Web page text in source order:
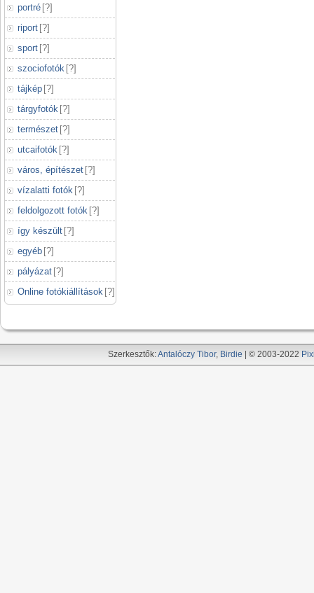
portré [?]
riport [?]
sport [?]
szociofotók [?]
tájkép [?]
tárgyfotók [?]
természet [?]
utcaifotók [?]
város, építészet [?]
vízalatti fotók [?]
feldolgozott fotók [?]
így készült [?]
egyéb [?]
pályázat [?]
Online fotókiállítások [?]
Szerkesztők:Antalóczy Tibor, Birdie | © 2003-2022